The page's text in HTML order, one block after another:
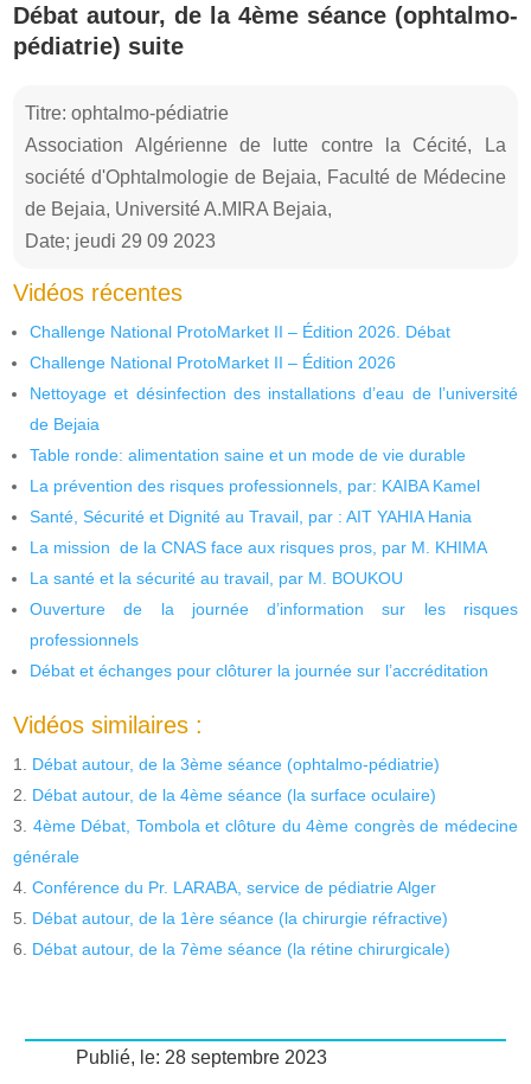
Débat autour, de la 4ème séance (ophtalmo-
pédiatrie) suite
Titre: ophtalmo-pédiatrie
Association Algérienne de lutte contre la Cécité, La
société d'Ophtalmologie de Bejaia, Faculté de Médecine
de Bejaia, Université A.MIRA Bejaia,
Date; jeudi 29 09 2023
Vidéos récentes
Challenge National ProtoMarket II – Édition 2026. Débat
Challenge National ProtoMarket II – Édition 2026
Nettoyage et désinfection des installations d’eau de l’université
de Bejaia
Table ronde: alimentation saine et un mode de vie durable
La prévention des risques professionnels, par: KAIBA Kamel
Santé, Sécurité et Dignité au Travail, par : AIT YAHIA Hania
La mission de la CNAS face aux risques pros, par M. KHIMA
La santé et la sécurité au travail, par M. BOUKOU
Ouverture de la journée d’information sur les risques
professionnels
Débat et échanges pour clôturer la journée sur l’accréditation
Vidéos similaires :
Débat autour, de la 3ème séance (ophtalmo-pédiatrie)
Débat autour, de la 4ème séance (la surface oculaire)
4ème Débat, Tombola et clôture du 4ème congrès de médecine
générale
Conférence du Pr. LARABA, service de pédiatrie Alger
Débat autour, de la 1ère séance (la chirurgie réfractive)
Débat autour, de la 7ème séance (la rétine chirurgicale)
Publié, le: 28 septembre 2023